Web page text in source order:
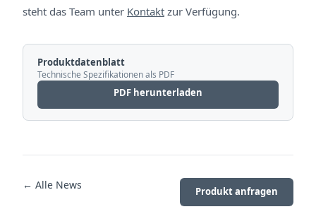
steht das Team unter Kontakt zur Verfügung.
Produktdatenblatt
Technische Spezifikationen als PDF
PDF herunterladen
← Alle News Produkt anfragen